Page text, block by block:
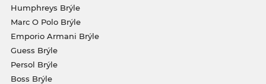
Humphreys Brýle
Marc O Polo Brýle
Emporio Armani Brýle
Guess Brýle
Persol Brýle
Boss Brýle